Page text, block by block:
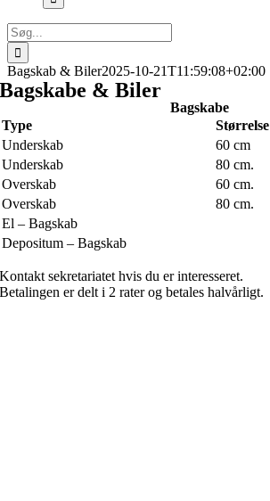
Søg
efter:
Bagskab & Biler2025-10-21T11:59:08+02:00
Bagskabe & Biler
Bagskabe
Type
Størrelse
Underskab
60 cm
Underskab
80 cm.
Overskab
60 cm.
Overskab
80 cm.
El – Bagskab
Depositum – Bagskab
Kontakt sekretariatet hvis du er interesseret.
Betalingen er delt i 2 rater og betales halvårligt.